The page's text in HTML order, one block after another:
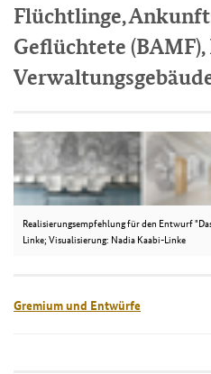
Flüchtlinge,
Geflüchtete
Realisierungsempfehlung für den Entwurf
Linke; Visualisierung: Nadia Kaabi-Linke
Gremium und Entwürfe